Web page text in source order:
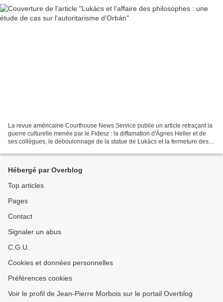
La revue américaine Courthouse News Service publie un article retraçant la
guerre culturelle menée par le Fidesz : la diffamation d'Ágnes Heller et de
ses collègues, le déboulonnage de la statue de Lukács et la fermeture des
philosophers-affair-a-case-study-in-orbans-authoritarianism/...
Hébergé par Overblog
Top articles
Pages
Contact
Signaler un abus
C.G.U.
Cookies et données personnelles
Préférences cookies
Voir le profil de Jean-Pierre Morbois sur le portail Overblog